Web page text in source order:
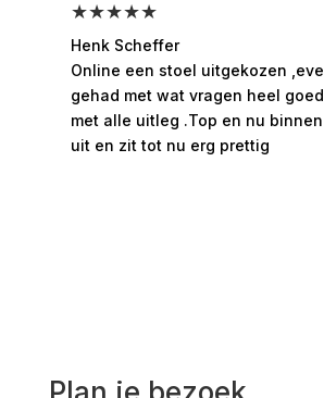
★★★★★
Henk Scheffer
Online een stoel uitgekozen
gehad met wat vragen heel
met alle uitleg .Top en nu
uit en zit tot nu erg prettig